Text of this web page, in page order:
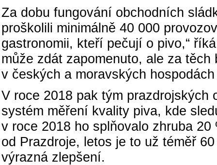
Za dobu fungování obchodních
proškolili minimálně 40 000
gastronomii, kteří pečují o pivo,“
může zdát zapomenuto, ale za
v českých a moravských
V roce 2018 pak tým
systém měření kvality piva, kde
v roce 2018 ho splňovalo zhruba
od Prazdroje, letos je to už téměř
výrazná zlepšení.